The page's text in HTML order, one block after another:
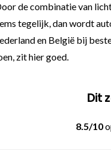
de combinatie van
tegelijk, dan wordt
en België bij
zit hier goed.
Dit
8.5/10